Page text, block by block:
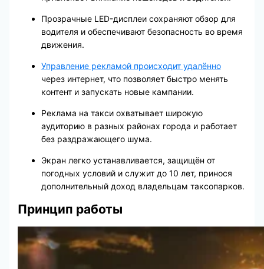
Прозрачные LED-дисплеи сохраняют обзор для
водителя и обеспечивают безопасность во время
движения.
Управление рекламой происходит удалённо
через интернет, что позволяет быстро менять
контент и запускать новые кампании.
Реклама на такси охватывает широкую
аудиторию в разных районах города и работает
без раздражающего шума.
Экран легко устанавливается, защищён от
погодных условий и служит до 10 лет, принося
дополнительный доход владельцам таксопарков.
Принцип работы